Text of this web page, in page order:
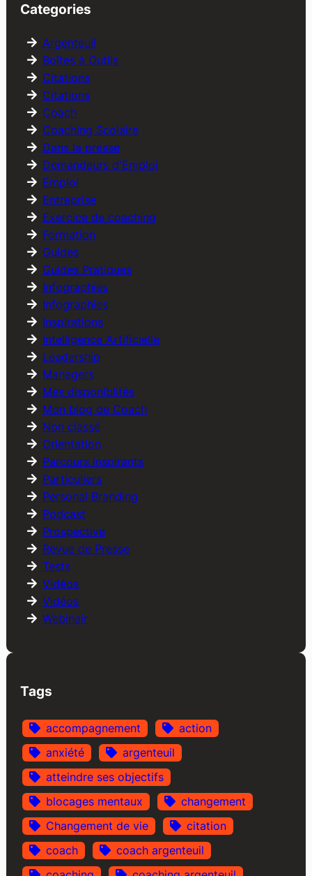
Categories
Argenteuil
Boîtes à Outils
Citations
Citations
Coach
Coaching Scolaire
Dans la presse
Demandeurs d'Emploi
Emploi
Entreprise
Exercice de coaching
Formation
Guides
Guides Pratiques
Infographies
Infographies
Inspirations
Intelligence Artificielle
Leadership
Managers
Mes disponiblités
Mon blog de Coach
Non classé
Orientation
Parcours inspirants
Particuliers
Personal Branding
Podcast
Prospective
Revue de Presse
Tests
Vidéos
Vidéos
Webinair
Tags
accompagnement
action
anxiété
argenteuil
atteindre ses objectifs
blocages mentaux
changement
Changement de vie
citation
coach
coach argenteuil